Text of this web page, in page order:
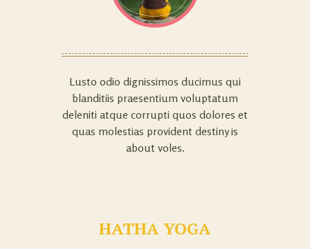
Lusto odio dignissimos ducimus qui
blanditiis praesentium voluptatum
deleniti atque corrupti quos dolores et
quas molestias provident destiny is
about voles.
HATHA YOGA